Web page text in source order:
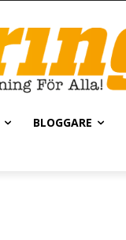
BLOGGARE